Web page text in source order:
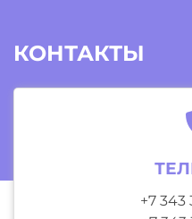
КОНТАКТЫ
+7 343